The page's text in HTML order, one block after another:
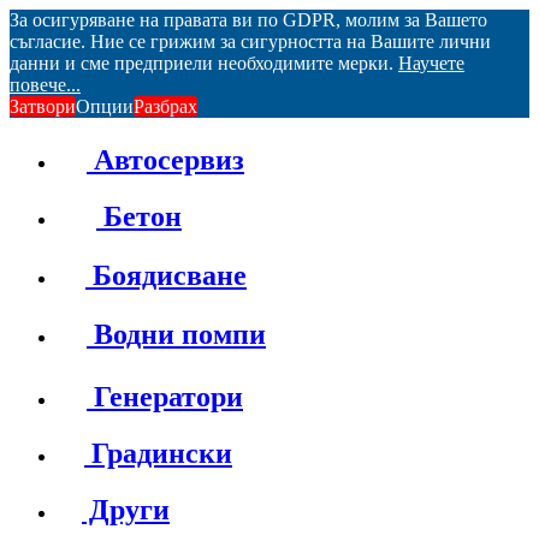
За осигуряване на правата ви по GDPR, молим за Вашето
съгласие. Ние се грижим за сигурността на Вашите лични
данни и сме предприели необходимите мерки. Научете
повече...
ЗатвориОпцииРазбрах
Автосервиз
Бетон
Боядисване
Водни помпи
Генератори
Градински
Други